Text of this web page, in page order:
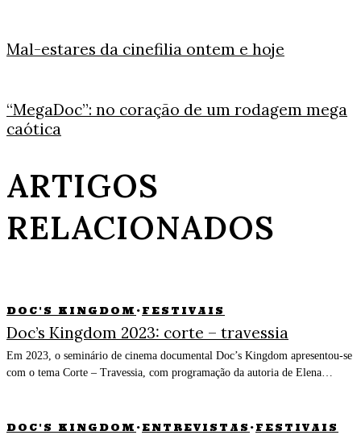
Mal-estares da cinefilia ontem e hoje
“MegaDoc”: no coração de um rodagem mega
caótica
ARTIGOS
RELACIONADOS
DOC'S KINGDOM · FESTIVAIS
Doc’s Kingdom 2023: corte – travessia
Em 2023, o seminário de cinema documental Doc’s Kingdom apresentou-se
com o tema Corte – Travessia, com programação da autoria de Elena…
DOC'S KINGDOM · ENTREVISTAS · FESTIVAIS